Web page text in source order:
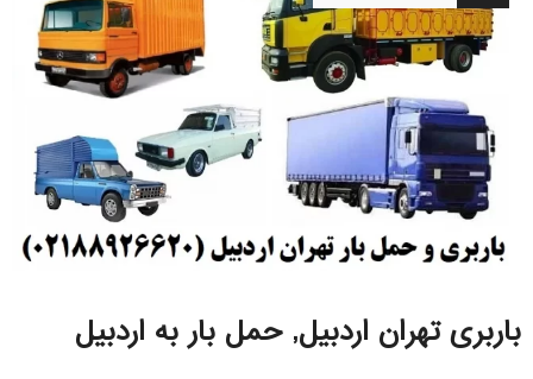
باربری تهران اردبیل, حمل بار به اردبیل